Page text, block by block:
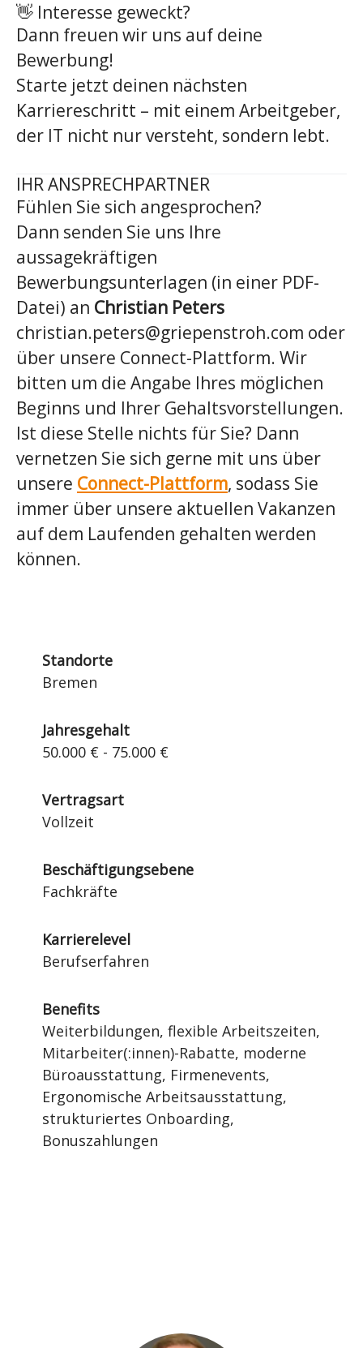
👋 Interesse geweckt?
Dann freuen wir uns auf deine
Bewerbung!
Starte jetzt deinen nächsten
Karriereschritt – mit einem Arbeitgeber,
der IT nicht nur versteht, sondern lebt.
IHR ANSPRECHPARTNER
Fühlen Sie sich angesprochen?
Dann senden Sie uns Ihre
aussagekräftigen
Bewerbungsunterlagen (in einer PDF-
Datei) an Christian Peters
christian.peters@griepenstroh.com oder
über unsere Connect-Plattform. Wir
bitten um die Angabe Ihres möglichen
Beginns und Ihrer Gehaltsvorstellungen.
Ist diese Stelle nichts für Sie? Dann
vernetzen Sie sich gerne mit uns über
unsere Connect-Plattform, sodass Sie
immer über unsere aktuellen Vakanzen
auf dem Laufenden gehalten werden
können.
Standorte
Bremen
Jahresgehalt
50.000 € - 75.000 €
Vertragsart
Vollzeit
Beschäftigungsebene
Fachkräfte
Karrierelevel
Berufserfahren
Benefits
Weiterbildungen, flexible Arbeitszeiten,
Mitarbeiter(:innen)-Rabatte, moderne
Büroausstattung, Firmenevents,
Ergonomische Arbeitsausstattung,
strukturiertes Onboarding,
Bonuszahlungen